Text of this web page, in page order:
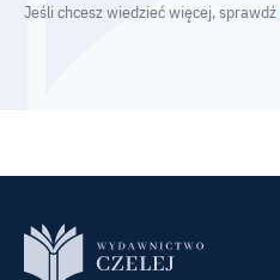
Jeśli chcesz wiedzieć więcej, sprawdź